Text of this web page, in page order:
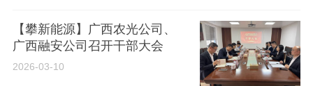
【攀新能源】广西农光公司、
广西融安公司召开干部大会
2026-03-10